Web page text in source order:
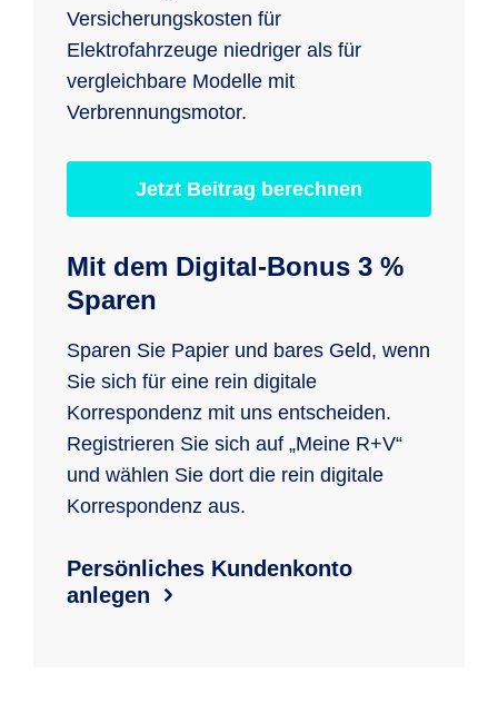
Versicherungskosten für
Elektrofahrzeuge niedriger als für
vergleichbare Modelle mit
Verbrennungsmotor.
Jetzt Beitrag berechnen
Mit dem Digital-Bonus 3 %
Sparen
Sparen Sie Papier und bares Geld, wenn
Sie sich für eine rein digitale
Korrespondenz mit uns entscheiden.
Registrieren Sie sich auf „Meine R+V“
und wählen Sie dort die rein digitale
Korrespondenz aus.
Persönliches Kundenkonto
anlegen